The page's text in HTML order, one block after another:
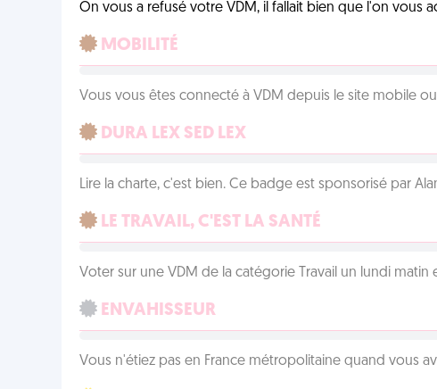
On vous a refusé votre VDM, il fallait bien que l'on vous
MOBILITÉ
Vous vous êtes connecté à VDM depuis le site mobile
DURA LEX SED LEX
Lire la charte, c'est bien. Ce badge est sponsorisé par
LE TRAVAIL, C'EST LA SANTÉ
Voter sur une VDM de la catégorie Travail un lundi matin
ENVAHISSEUR
Vous n'étiez pas en France métropolitaine quand vous